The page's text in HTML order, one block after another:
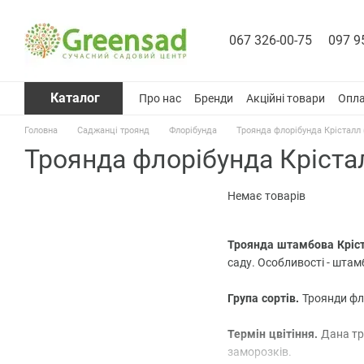
067 326-00-75 097
Каталог Про нас Бренди Акційні товари
Головна Саджанці троянд Флорібунда Троянда флорібунда
Троянда флорібунда
Троянда штамбова
саду. Особливості -
Група сортів. Троянди
Термін цвітіння. Дана
заморозків.
Немає товарів